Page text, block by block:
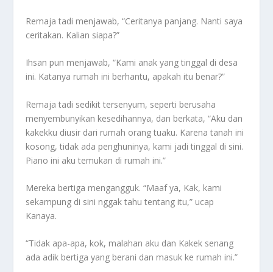
Remaja tadi menjawab, “Ceritanya panjang. Nanti saya
ceritakan. Kalian siapa?”
Ihsan pun menjawab, “Kami anak yang tinggal di desa
ini. Katanya rumah ini berhantu, apakah itu benar?”
Remaja tadi sedikit tersenyum, seperti berusaha
menyembunyikan kesedihannya, dan berkata, “Aku dan
kakekku diusir dari rumah orang tuaku. Karena tanah ini
kosong, tidak ada penghuninya, kami jadi tinggal di sini.
Piano ini aku temukan di rumah ini.”
Mereka bertiga mengangguk. “Maaf ya, Kak, kami
sekampung di sini nggak tahu tentang itu,” ucap
Kanaya.
“Tidak apa-apa, kok, malahan aku dan Kakek senang
ada adik bertiga yang berani dan masuk ke rumah ini.”